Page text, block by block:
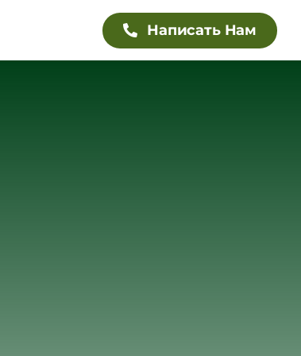
Написать Нам